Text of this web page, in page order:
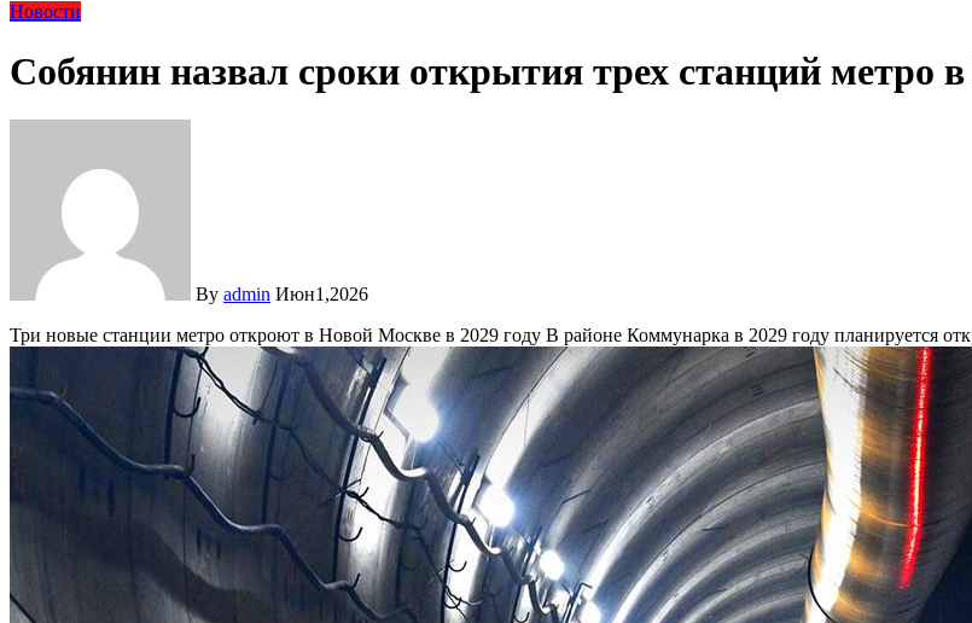
Новости
Собянин назвал сроки открытия трех станций
By admin Июн1,2026
Три новые станции метро откроют в Новой Москве в 2029 году В районе Коммунарка в 2029 году планируется